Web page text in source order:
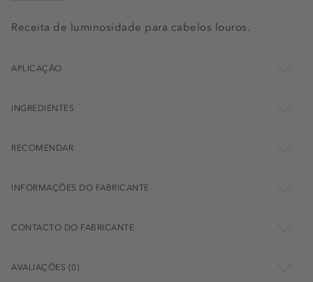
Receita de luminosidade para cabelos louros.
APLICAÇÃO
INGREDIENTES
RECOMENDAR
INFORMAÇÕES DO FABRICANTE
CONTACTO DO FABRICANTE
AVALIAÇÕES (0)